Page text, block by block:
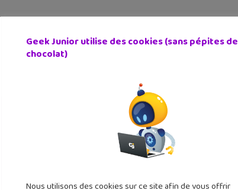
Geek Junior utilise des cookies (sans pépites de
chocolat)
Nous utilisons des cookies sur ce site afin de vous offrir